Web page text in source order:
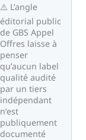
⚠️ L’angle
éditorial public
de GBS Appel
Offres laisse à
penser
qu’aucun label
qualité audité
par un tiers
indépendant
n’est
publiquement
documenté